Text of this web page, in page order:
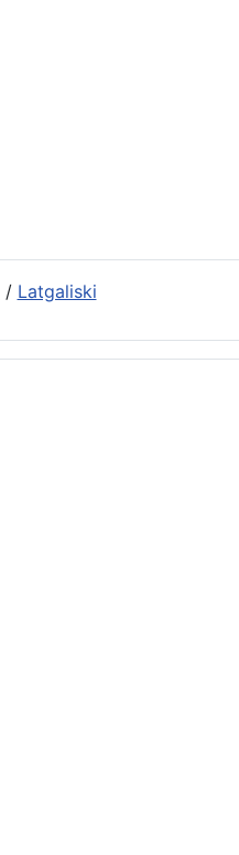
/ Latgaliski